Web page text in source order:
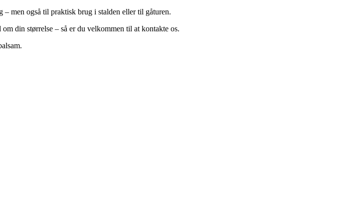
men også til praktisk brug i stalden eller til gåturen.
din størrelse – så er du velkommen til at kontakte os.